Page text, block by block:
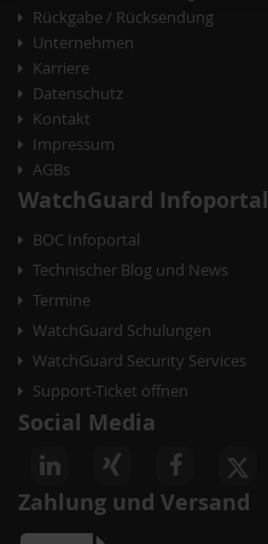
i
g
a
t
i
o
n
Rückgabe / Rücksendung
Unternehmen
Karriere
Datenschutz
Kontakt
Impressum
AGBs
WatchGuard Infoportal
BOC Infoportal
Technischer Blog und News
Termine
WatchGuard Schulungen
WatchGuard Security Services
Support-Ticket öffnen
Social Media
Zahlung und Versand